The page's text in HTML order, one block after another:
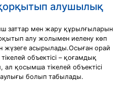
алушылық
заттар мен жару құрылғыларын
алу жолымен иелену көп
жүзеге асырылады.Осыған орай
объектісі – қоғамдық
ал қосымша тікелей объектісі
болып табылады.